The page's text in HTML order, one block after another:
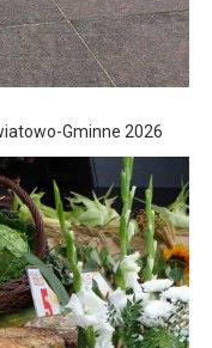
Gminne 2026